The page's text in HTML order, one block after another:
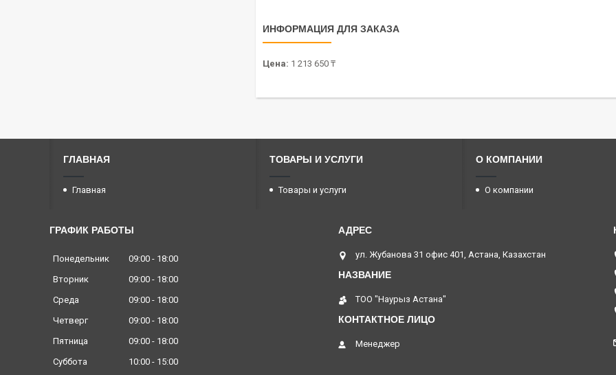
ИНФОРМАЦИЯ ДЛЯ ЗАКАЗА
Цена: 1 213 650 ₸
ГЛАВНАЯ
Главная
ТОВАРЫ И УСЛУГИ
Товары и услуги
О КОМПАНИИ
О компании
ГРАФИК РАБОТЫ
Понедельник 09:00
18:00
Вторник
09:00
18:00
Среда
09:00
18:00
Четверг
09:00
18:00
Пятница
09:00
18:00
Суббота
10:00 15:00
ул. Жубанова 31 офис 401, Астана, Казахстан
ТОО "Наурыз Астана"
Менеджер